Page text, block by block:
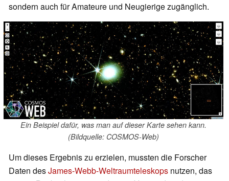
sondern auch für Amateure und Neugierige zugänglich.
Ein Beispiel dafür, was man auf dieser Karte sehen kann.
(Bildquelle: COSMOS-Web)
Um dieses Ergebnis zu erzielen, mussten die Forscher
Daten desJames-Webb-Weltraumteleskops nutzen, das